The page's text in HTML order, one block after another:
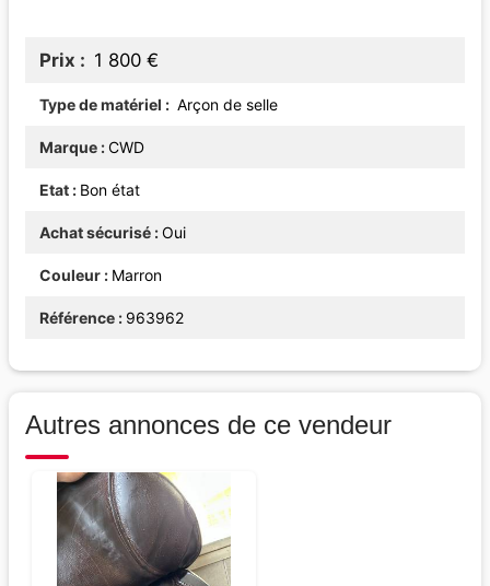
Prix 1 800 €
Type de matériel Arçon de selle
Marque CWD
Etat Bon état
Achat sécurisé Oui
Couleur Marron
Référence 963962
Autres annonces de ce vendeur